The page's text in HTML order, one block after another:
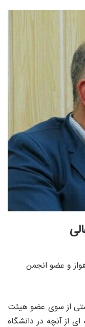
و عضو انجمن
از سوی عضو هیئت
از آنچه در دانشگاه